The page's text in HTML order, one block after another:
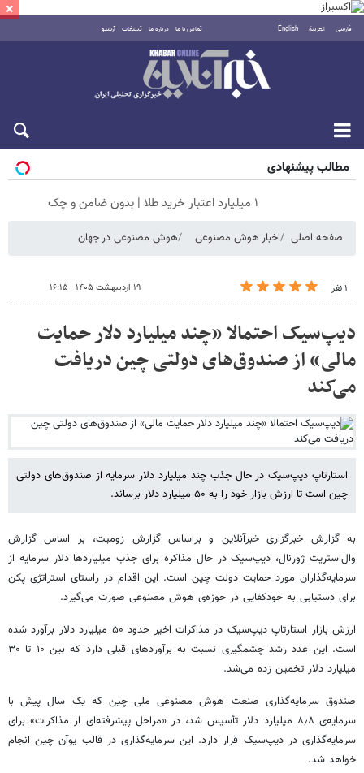
فارسی العربية English تماس با ما درباره ما تبلیغات آرشیو
پنجشنبه ۱۵ مرداد ۱۴۰۵
مطالب پیشنهادی
۱ میلیارد اعتبار خرید طلا | بدون ضامن و چک
صفحه اصلی اخبار هوش مصنوعی هوش مصنوعی در جهان
۱ نفر ۱۹ اردیبهشت ۱۴۰۵ - ۱۶:۱۵
دیپ‌سیک احتمالا «چند میلیارد دلار حمایت
مالی» از صندوق‌های دولتی چین دریافت
می‌کند
استارتاپ دیپ‌سیک در حال جذب چند میلیارد دلار سرمایه از صندوق‌های دولتی
چین است تا ارزش بازار خود را به ۵۰ میلیارد دلار برساند.
به گزارش خبرگزاری خبرآنلاین و براساس گزارش زومیت، بر اساس گزارش
وال‌استریت ژورنال، دیپ‌سیک در حال مذاکره برای جذب میلیاردها دلار سرمایه از
سرمایه‌گذاران مورد حمایت دولت چین است. این اقدام در راستای استراتژی پکن
برای دستیابی به خودکفایی در حوزه‌ی هوش مصنوعی صورت می‌گیرد.
ارزش بازار استارتاپ دیپ‌سیک در مذاکرات اخیر حدود ۵۰ میلیارد دلار برآورد شده
است. این عدد رشد چشمگیری نسبت به برآوردهای قبلی دارد که بین ۱۰ تا ۳۰
میلیارد دلار تخمین زده می‌شد.
صندوق سرمایه‌گذاری صنعت هوش مصنوعی ملی چین که یک سال پیش با
سرمایه‌ی ۸٫۸ میلیارد دلار تأسیس شد، در «مراحل پیشرفته‌ای از مذاکرات» برای
سرمایه‌گذاری در دیپ‌سیک قرار دارد. این سرمایه‌گذاری در قالب یوآن چین انجام
خواهد شد.
×